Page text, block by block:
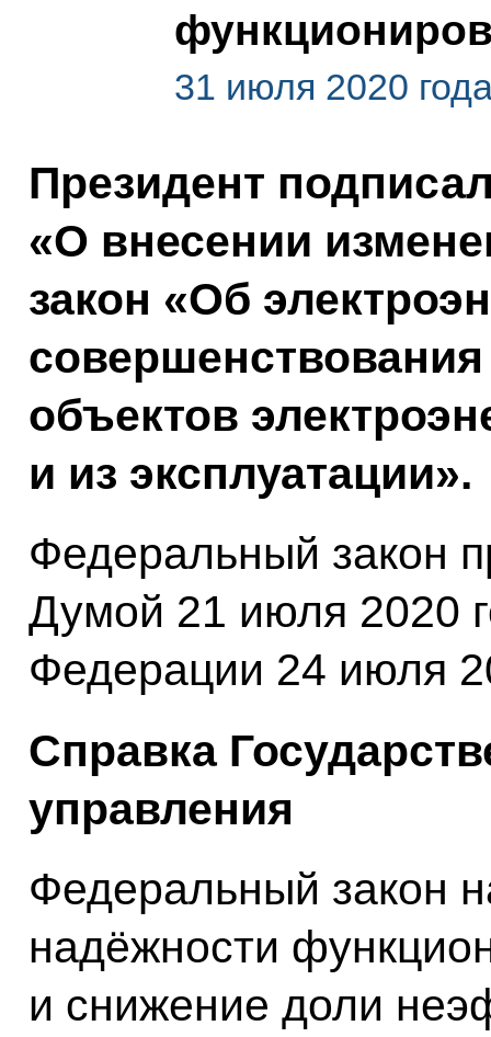
31 июля 2020
Президент
«О внесении
закон «Об
объектов
и из эксплуатации».
Федеральный закон
Думой 21 июля 2020
Федерации 24 июля
Справка
управления
Федеральный закон
надёжности
и снижение доли